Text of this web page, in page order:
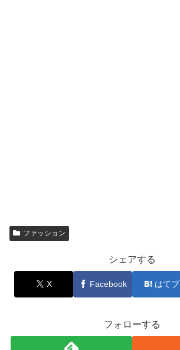
ファッション
シェアする
X Facebook はてブ
フォローする